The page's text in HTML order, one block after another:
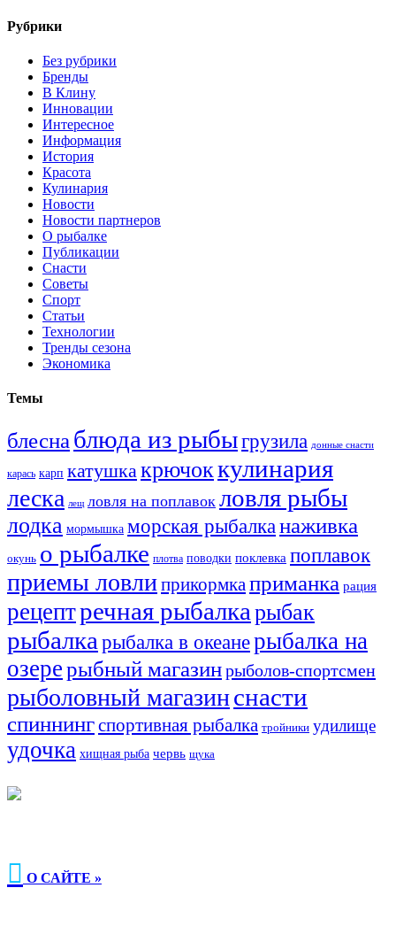
Рубрики
Без рубрики
Бренды
В Клину
Инновации
Интересное
Информация
История
Красота
Кулинария
Новости
Новости партнеров
О рыбалке
Публикации
Снасти
Советы
Спорт
Статьи
Технологии
Тренды сезона
Экономика
Темы
блеснаблюда из рыбыгрузила донные снасти
карась карп катушкакрючоккулинария
леска лещ ловля на поплавок ловля рыбы
лодка мормышка морская рыбалканаживка
окунь о рыбалке плотва поводки поклевка поплавок
приемы ловлиприкормкаприманка рация
рецептречная рыбалкарыбак
рыбалкарыбалка в океанерыбалка на
озерерыбный магазинрыболов-спортсмен
рыболовный магазинснасти
спиннингспортивная рыбалка тройники удилище
удочка хищная рыба червь щука
 О САЙТЕ »